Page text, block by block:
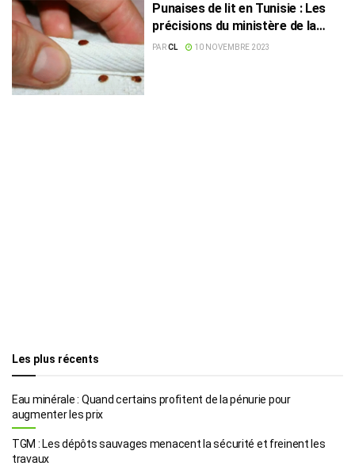
Punaises de lit en Tunisie : Les
précisions du ministère de la
Santé
PARCL 10 NOVEMBRE 2023
Les plus récents
Eau minérale : Quand certains profitent de la pénurie pour
augmenter les prix
TGM : Les dépôts sauvages menacent la sécurité et freinent les
travaux